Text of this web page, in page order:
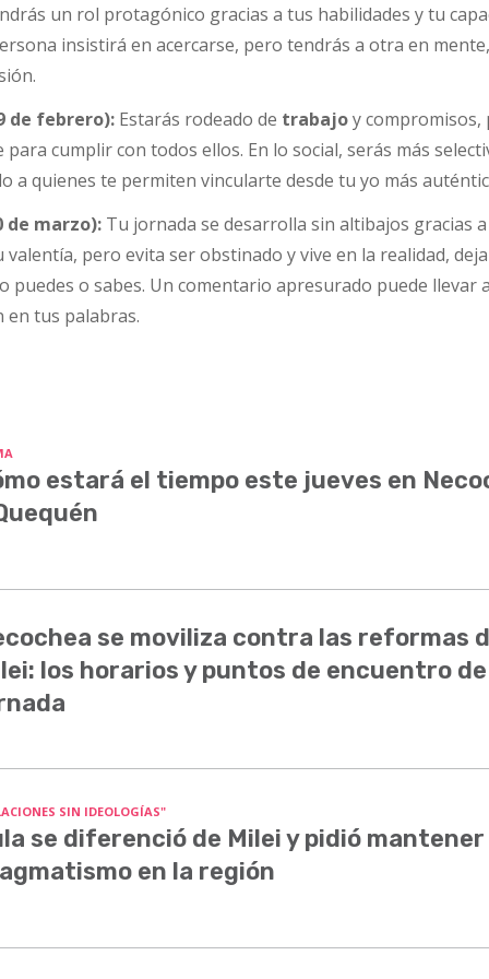
un rol protagónico gracias a tus habilidades y tu
insistirá en acercarse, pero tendrás a otra en
de febrero): Estarás rodeado de trabajoy compromisos,
cumplir con todos ellos. En lo social, serás más
a quienes te permiten vincularte desde tu yo más
de marzo): Tu jornada se desarrolla sin altibajos gracias
pero evita ser obstinado y vive en la realidad,
puedes o sabes. Un comentario apresurado puede llevar
en tus palabras.
estará el tiempo este jueves en
se moviliza contra las reformas
los horarios y puntos de encuentro
SIN IDEOLOGÍAS"
se diferenció de Milei y pidió mantener
en la región